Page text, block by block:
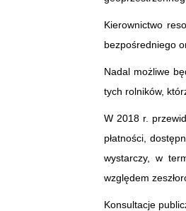
Kierownictwo
bezpośredniego
Nadal możliwe
tych rolników,
W 2018 r.
płatności,
wystarczy, w
względem
Konsultacje